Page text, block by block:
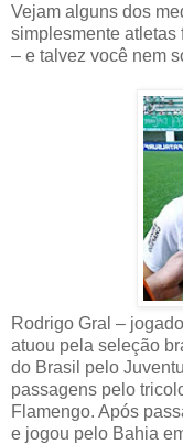
Vejam alguns dos
simplesmente atletas
– e talvez você nem
Rodrigo Gral –
atuou pela seleção
do Brasil pelo
passagens pelo
Flamengo. Após
e jogou pelo Bahia